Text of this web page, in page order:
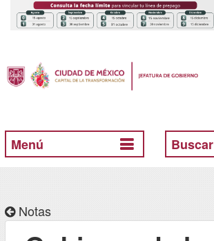
Menú Buscar
Notas